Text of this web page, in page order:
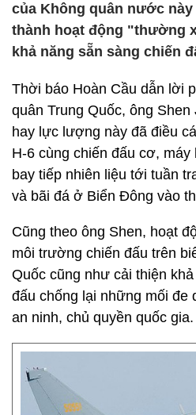
của Không quân nước
thành hoạt động "thường
khả năng sẵn sàng chiến
Thời báo Hoàn Cầu dẫn lời
quân Trung Quốc, ông
hay lực lượng này đã điều
H-6 cùng chiến đấu cơ, máy
bay tiếp nhiên liệu tới tuần
và bãi đá ở Biển Đông vào
Cũng theo ông Shen, hoạt
môi trường chiến đấu trên
Quốc cũng như cải thiện
đấu chống lại những mối đe
an ninh, chủ quyền quốc gia.